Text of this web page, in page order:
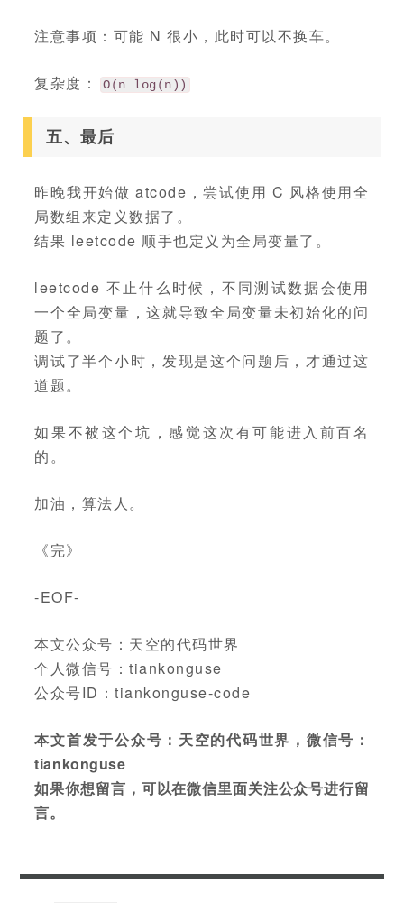
注意事项：可能 N 很小，此时可以不换车。
复杂度： O(n log(n))
五、最后
昨晚我开始做 atcode，尝试使用 C 风格使用全
局数组来定义数据了。
结果 leetcode 顺手也定义为全局变量了。
leetcode 不止什么时候，不同测试数据会使用
一个全局变量，这就导致全局变量未初始化的问
题了。
调试了半个小时，发现是这个问题后，才通过这
道题。
如果不被这个坑，感觉这次有可能进入前百名
的。
加油，算法人。
《完》
-EOF-
本文公众号：天空的代码世界
个人微信号：tiankonguse
公众号ID：tiankonguse-code
本文首发于公众号：天空的代码世界，微信号：
tiankonguse
如果你想留言，可以在微信里面关注公众号进行留
言。